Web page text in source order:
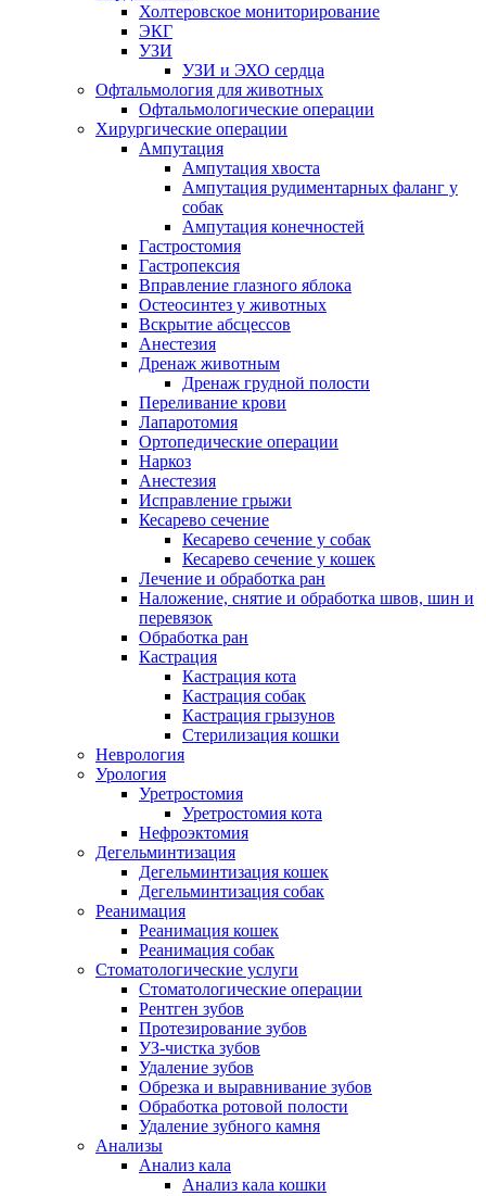
Холтеровское мониторирование
ЭКГ
УЗИ
УЗИ и ЭХО сердца
Офтальмология для животных
Офтальмологические операции
Хирургические операции
Ампутация
Ампутация хвоста
Ампутация рудиментарных фаланг у
собак
Ампутация конечностей
Гастростомия
Гастропексия
Вправление глазного яблока
Остеосинтез у животных
Вскрытие абсцессов
Анестезия
Дренаж животным
Дренаж грудной полости
Переливание крови
Лапаротомия
Ортопедические операции
Наркоз
Анестезия
Исправление грыжи
Кесарево сечение
Кесарево сечение у собак
Кесарево сечение у кошек
Лечение и обработка ран
Наложение, снятие и обработка швов, шин и
перевязок
Обработка ран
Кастрация
Кастрация кота
Кастрация собак
Кастрация грызунов
Стерилизация кошки
Неврология
Урология
Уретростомия
Уретростомия кота
Нефроэктомия
Дегельминтизация
Дегельминтизация кошек
Дегельминтизация собак
Реанимация
Реанимация кошек
Реанимация собак
Стоматологические услуги
Стоматологические операции
Рентген зубов
Протезирование зубов
УЗ-чистка зубов
Удаление зубов
Обрезка и выравнивание зубов
Обработка ротовой полости
Удаление зубного камня
Анализы
Анализ кала
Анализ кала кошки